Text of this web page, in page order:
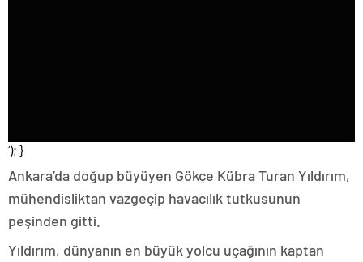
‘); }
Ankara’da doğup büyüyen Gökçe Kübra Turan Yıldırım,
mühendisliktan vazgeçip havacılık tutkusunun
peşinden gitti.
Yıldırım, dünyanın en büyük yolcu uçağının kaptan